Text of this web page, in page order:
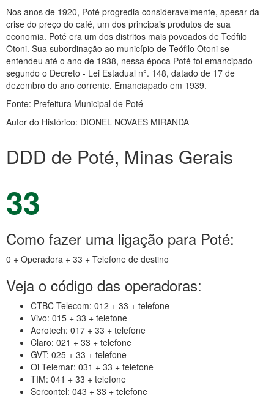
Nos anos de 1920, Poté progredia consideravelmente, apesar da
crise do preço do café, um dos principais produtos de sua
economia. Poté era um dos distritos mais povoados de Teófilo
Otoni. Sua subordinação ao município de Teófilo Otoni se
entendeu até o ano de 1938, nessa época Poté foi emancipado
segundo o Decreto - Lei Estadual n°. 148, datado de 17 de
dezembro do ano corrente. Emanciapado em 1939.
Fonte: Prefeitura Municipal de Poté
Autor do Histórico: DIONEL NOVAES MIRANDA
DDD de Poté, Minas Gerais
33
Como fazer uma ligação para Poté:
0 + Operadora + 33 + Telefone de destino
Veja o código das operadoras:
CTBC Telecom: 012 + 33 + telefone
Vivo: 015 + 33 + telefone
Aerotech: 017 + 33 + telefone
Claro: 021 + 33 + telefone
GVT: 025 + 33 + telefone
Oi Telemar: 031 + 33 + telefone
TIM: 041 + 33 + telefone
Sercontel: 043 + 33 + telefone